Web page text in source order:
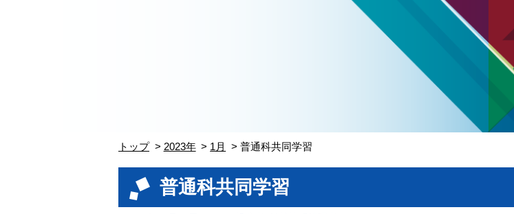
トップ 2023年 1月 普通科共同学習
普通科共同学習